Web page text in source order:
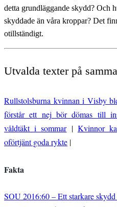
detta grundläggande skydd? Och
skyddade än våra kroppar? Det
otillständigt.
Utvalda texter på
Rullstolsburna kvinnan i Visby
förstår ett nej bör dömas till
våldtäkt i sommar| Kvinnor
oförtjänt goda rykte |
Fakta
SOU 2016:60 – Ett starkare